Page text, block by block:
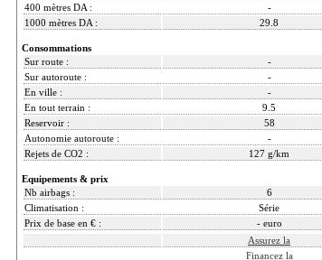
400 mètres DA :
-
1000 mètres DA :
29.8
Consommations
Sur route :
-
Sur autoroute :
-
En ville :
-
En tout terrain :
9.5
Reservoir :
58
Autonomie autoroute :
-
Rejets de CO2 :
127 g/km
Equipements & prix
Nb airbags :
6
Climatisation :
Série
Prix de base en € :
- euro
Assurez la
Financez la